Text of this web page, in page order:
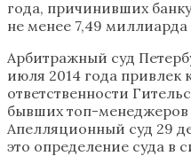
года, причинивших
не менее 7,49 миллиарда
Арбитражный суд
июля 2014 года привлек
ответственности
бывших топ-менеджеров
Апелляционный суд 29
это определение суда в